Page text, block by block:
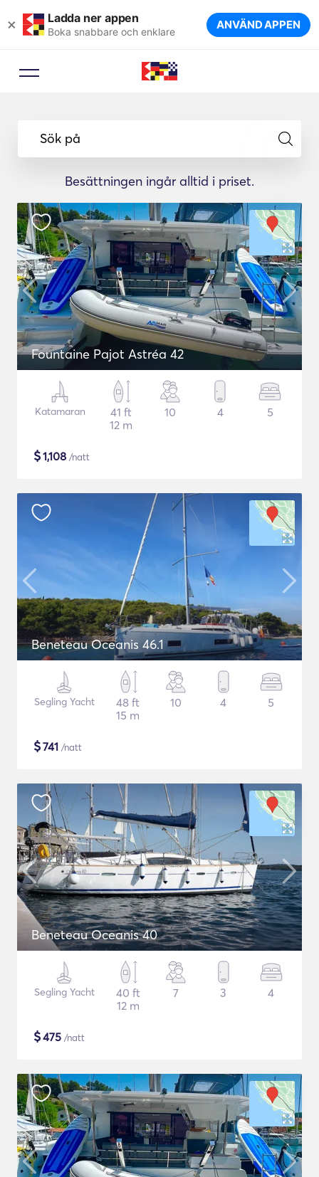
× Ladda ner appen
Boka snabbare och enklare ANVÄND APPEN
Sök på
Besättningen ingår alltid i priset.
Fountaine Pajot Astréa 42
Katamaran
41 ft
12 m
10 4 5
$1,108 /natt
Beneteau Oceanis 46.1
Segling Yacht
48 ft
15 m
10 4 5
$741 /natt
Beneteau Oceanis 40
Segling Yacht
40 ft
12 m
7 3 4
$475 /natt